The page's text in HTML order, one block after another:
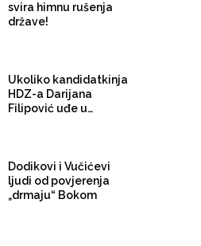
svira himnu rušenja
države!
Ukoliko kandidatkinja
HDZ-a Darijana
Filipović uđe u
Dodikovi i Vučićevi
ljudi od povjerenja
„drmaju“ Bokom